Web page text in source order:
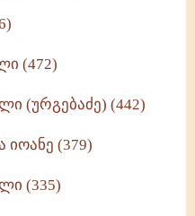
(472)
(ურგებაძე) (442)
(379)
(335)